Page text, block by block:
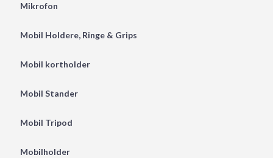
Mikrofon
Mobil Holdere, Ringe & Grips
Mobil kortholder
Mobil Stander
Mobil Tripod
Mobilholder